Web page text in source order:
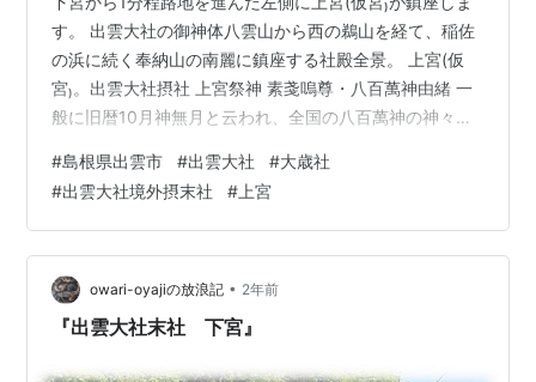
す。 出雲大社の御神体八雲山から西の鵜山を経て、稲佐
の浜に続く奉納山の南麗に鎮座する社殿全景。 上宮(仮
宮₎。出雲大社摂社 上宮祭神 素戔嗚尊・八百萬神由緒 一
般に旧暦10月神無月と云われ、全国の八百萬神の神々が
出雲では「神在月」と呼ばれています。上宮は生きと
し、生けるものの幸福と社会の繁栄の縁を結ぶ神議が行
われます。 随神門檜皮葺の八脚門で、左右の間の格子の
先に随神の姿は見られません。中には素木の厨子らしき
ものがあり、その中に随神が安置されているのか?檜皮の
屋根で、懸魚や全体の意匠は飾りや…
#島根県出雲市 #出雲大社 #大歳社
#出雲大社境外摂末社 # 上宮
owari-oyajiの放浪記 • 2年前
『出雲大社末社 下宮』